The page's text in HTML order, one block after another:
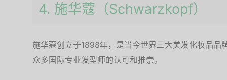
4. 施华蔻（Schwarzkopf）
施华蔻创立于1898年，是当今世界三大美发化妆品品
众多国际专业发型师的认可和推崇。